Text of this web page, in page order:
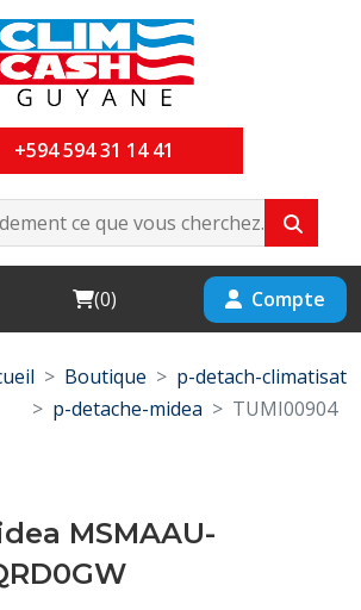
+594 594 31 14 41
Cart
(0) Compte
Boutique
p-detach-climatisat
p-detache-midea
TUMI00904
MSMAAU-